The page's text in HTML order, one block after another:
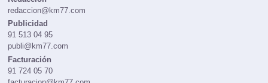
redaccion@km77.com
Publicidad
91 513 04 95
publi@km77.com
Facturación
91 724 05 70